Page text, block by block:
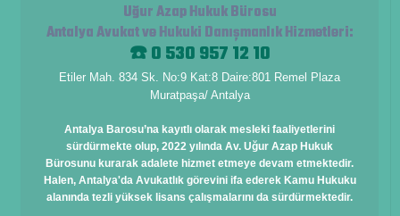
Uğur Azap Hukuk Bürosu
Antalya Avukat ve Hukuki Danışmanlık Hizmetleri:
☎️ 0 530 957 12 10
Etiler Mah. 834 Sk. No:9 Kat:8 Daire:801 Remel Plaza
Muratpaşa/ Antalya
Antalya Barosu’na kayıtlı olarak mesleki faaliyetlerini
sürdürmekte olup, 2022 yılında Av. Uğur Azap Hukuk
Bürosunu kurarak adalete hizmet etmeye devam etmektedir.
Halen, Antalya'da Avukatlık görevini ifa ederek Kamu Hukuku
alanında tezli yüksek lisans çalışmalarını da sürdürmektedir.